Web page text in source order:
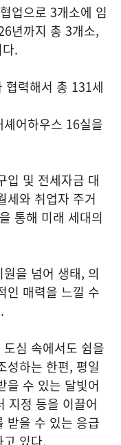
업으로 3개소에 임
년까지 총 3개소,
.
협력해서 총 131세
어하우스 16실을
입 및 전세자금 대
세와 취업자 주거
통해 미래 세대의
을 넘어 생태, 의
인 매력을 느낄 수
심 속에서도 쉼을
성하는 한편, 평일
을 수 있는 달빛어
지정 등을 이끌어
받을 수 있는 응급
있다.